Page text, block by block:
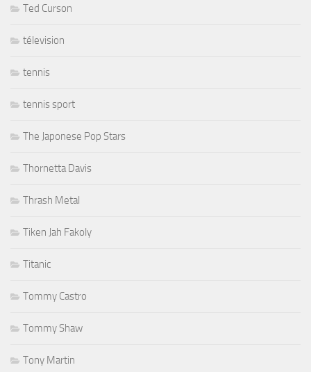
Ted Curson
télevision
tennis
tennis sport
The Japonese Pop Stars
Thornetta Davis
Thrash Metal
Tiken Jah Fakoly
Titanic
Tommy Castro
Tommy Shaw
Tony Martin